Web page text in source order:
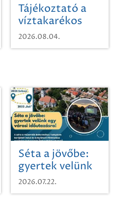
Tájékoztató a
víztakarékos
vízhasználatról
2026.08.04.
Séta a jövőbe:
gyertek velünk
egy városi
időutazásra!
2026.07.22.